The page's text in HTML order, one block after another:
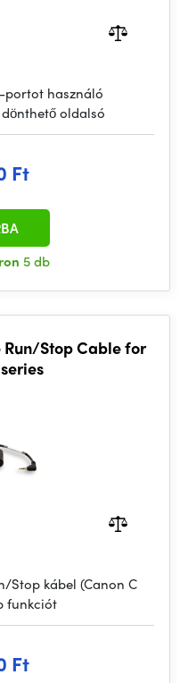
portot használó
oldalsó
Ft
5 db
Run/Stop Cable for
Stop kábel (Canon C
funkciót
Ft